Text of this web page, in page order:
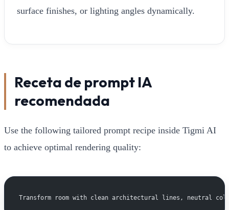
surface finishes, or lighting angles dynamically.
Receta de prompt IA
recomendada
Use the following tailored prompt recipe inside Tigmi AI
to achieve optimal rendering quality:
Transform room with clean architectural lines, neutral